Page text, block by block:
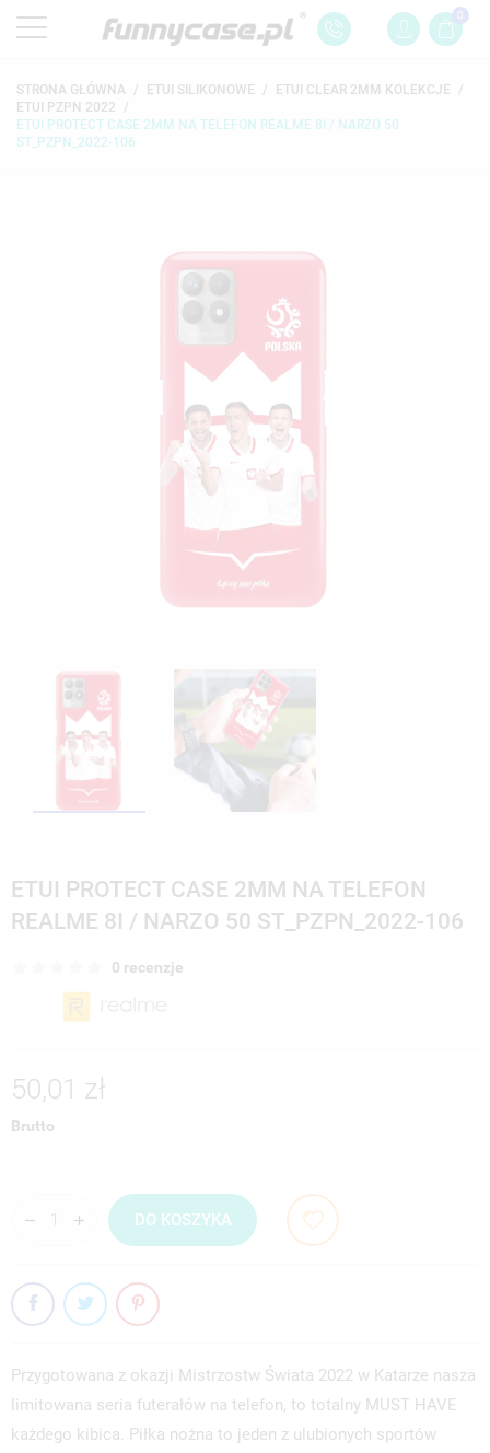
0
STRONA GŁÓWNA ETUI SILIKONOWE
ETUI CLEAR 2MM KOLEKCJE
ETUI PZPN 2022
ETUI PROTECT CASE 2MM NA TELEFON REALME 8I / NARZO 50
ST_PZPN_2022-106
ETUI PROTECT CASE 2MM NA TELEFON
REALME 8I / NARZO 50 ST_PZPN_2022-106
0 recenzje
50,01 zł
Brutto
DO KOSZYKA
Przygotowana z okazji Mistrzostw Świata 2022 w Katarze nasza
limitowana seria futerałów na telefon, to totalny MUST HAVE
każdego kibica. Piłka nożna to jeden z ulubionych sportów